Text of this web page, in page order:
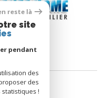
reste là
site
pendant
des
des
!